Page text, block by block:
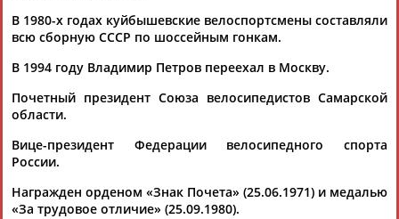
Вопросы сотрудничества и совместной деятельностиinform@infosport.ru
© Стадион, 1998-2026
Разработка и поддержка ООО НАИТ «Стадион»
Адресов в новостной рассылке: 996
В 1980-х годах куйбышевские велоспортсмены составляли
всю сборную СССР по шоссейным гонкам.
В 1994 году Владимир Петров переехал в Москву.
Почетный президент Союза велосипедистов Самарской
области.
Вице-президент Федерации велосипедного спорта
России.
Награжден орденом «Знак Почета» (25.06.1971) и медалью
«За трудовое отличие» (25.09.1980).